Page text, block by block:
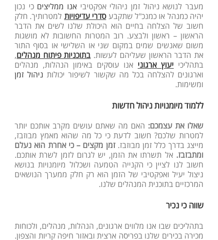
מעבר לנושא ניהול זמן ניהולי אפקטיבי אנו ממליצים כי נכון
יהיה כמנהל או כמנכ"ל שתקבעסדרי עדיפויות למטרותיך. חלק
חשוב של הצלחה בחיים הוא היכולת שלנו לשים את הדבר
הראשון – ראשון ולבצע. רוב המטרות החשובות לא מושגות
משום שאנשים שמים במקום שני או השלישי או בסוף התור
את הדבר הראשון שעליהם לעשות. בתוכניות פיתוח מנהלים,
בתהליכי יעוץ ארגוני אנו עוסקים באימון הנהלות, מנהלים
וארגונים להצלחה בכל מה שקשור לשיפור יכולות ניהול זמן
ומשימות.
ללמוד מיומנויות ניהול חדשות
שאלו את עצמכם: האם מה שאתם עושים מקרב אותכם יותר
למטרות שלכם? חשוב לדעת כי כל מה שהוא מאמץ מבוזבז,
מייצג בדרך כלל זמן מבוזבז.זמן מקצים – כי אחרת הוא נעלם
ומתבזבז. אל תשרתו את הזמן, יש לגרום לזמן לשרת אותכם.
חשוב לנו לציין כי הקנייה הטמעה ושכלול מיומנויות בנושא
ניצול יעיל ואפקטיבי של הזמן הוא רק חלק ממערך הנושאים
המרכזיים בתוכנית המנהלים שלנו.
שווה כי נכיר
בתהליכים שבו אנו מלווים ארגונים, הנהלות, מנהלים, ולכוחות
מכירה בכירים שלנו בפריסה ארצית ובאזור חיפה קריות והצפון.